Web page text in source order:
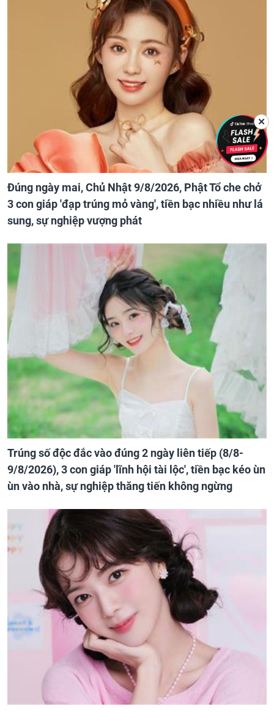
Đúng ngày mai, Chủ Nhật 9/8/2026, Phật Tổ che chở
3 con giáp 'đạp trúng mỏ vàng', tiền bạc nhiều như lá
sung, sự nghiệp vượng phát
Trúng số độc đắc vào đúng 2 ngày liên tiếp (8/8-
9/8/2026), 3 con giáp 'lĩnh hội tài lộc', tiền bạc kéo ùn
ùn vào nhà, sự nghiệp thăng tiến không ngừng
✕